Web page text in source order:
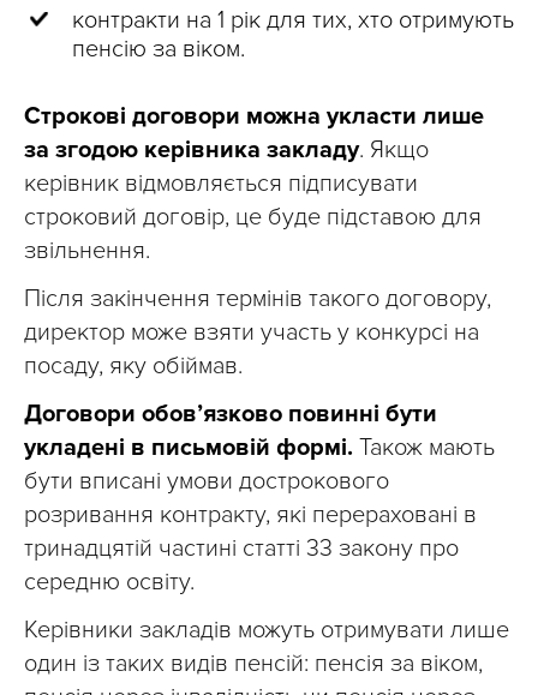
контракти на 1 рік для тих, хто отримують
пенсію за віком.
Строкові договори можна укласти лише
за згодою керівника закладу. Якщо
керівник відмовляється підписувати
строковий договір, це буде підставою для
звільнення.
Після закінчення термінів такого договору,
директор може взяти участь у конкурсі на
посаду, яку обіймав.
Договори обов’язково повинні бути
укладені в письмовій формі. Також мають
бути вписані умови дострокового
розривання контракту, які перераховані в
тринадцятій частині статті 33 закону про
середню освіту.
Керівники закладів можуть отримувати лише
один із таких видів пенсій: пенсія за віком,